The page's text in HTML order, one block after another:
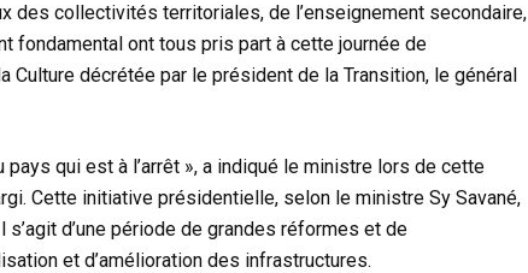
des collectivités territoriales, de l’enseignement secondaire,
fondamental ont tous pris part à cette journée de
Culture décrétée par le président de la Transition, le général
pays qui est à l’arrêt », a indiqué le ministre lors de cette
Cette initiative présidentielle, selon le ministre Sy Savané,
d’une période de grandes réformes et de
et d’amélioration des infrastructures.